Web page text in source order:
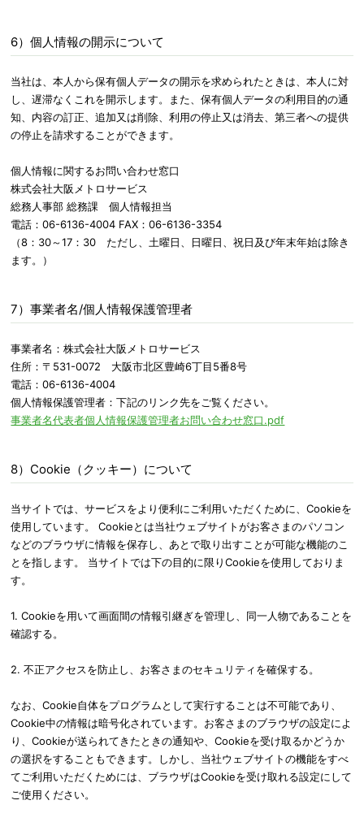
6）個人情報の開示について
当社は、本人から保有個人データの開示を求められたときは、本人に対
し、遅滞なくこれを開示します。また、保有個人データの利用目的の通
知、内容の訂正、追加又は削除、利用の停止又は消去、第三者への提供
の停止を請求することができます。
個人情報に関するお問い合わせ窓口
株式会社大阪メトロサービス
総務人事部 総務課 個人情報担当
電話：06-6136-4004 FAX：06-6136-3354
（8：30～17：30 ただし、土曜日、日曜日、祝日及び年末年始は除き
ます。）
7）事業者名/個人情報保護管理者
事業者名：株式会社大阪メトロサービス
住所：〒531-0072 大阪市北区豊崎6丁目5番8号
電話：06-6136-4004
個人情報保護管理者：下記のリンク先をご覧ください。
事業者名代表者個人情報保護管理者お問い合わせ窓口.pdf
8）Cookie（クッキー）について
当サイトでは、サービスをより便利にご利用いただくために、Cookieを
使用しています。 Cookieとは当社ウェブサイトがお客さまのパソコン
などのブラウザに情報を保存し、あとで取り出すことが可能な機能のこ
とを指します。 当サイトでは下の目的に限りCookieを使用しておりま
す。
1. Cookieを用いて画面間の情報引継ぎを管理し、同一人物であることを
確認する。
2. 不正アクセスを防止し、お客さまのセキュリティを確保する。
なお、Cookie自体をプログラムとして実行することは不可能であり、
Cookie中の情報は暗号化されています。お客さまのブラウザの設定によ
り、Cookieが送られてきたときの通知や、Cookieを受け取るかどうか
の選択をすることもできます。しかし、当社ウェブサイトの機能をすべ
てご利用いただくためには、ブラウザはCookieを受け取れる設定にして
ご使用ください。